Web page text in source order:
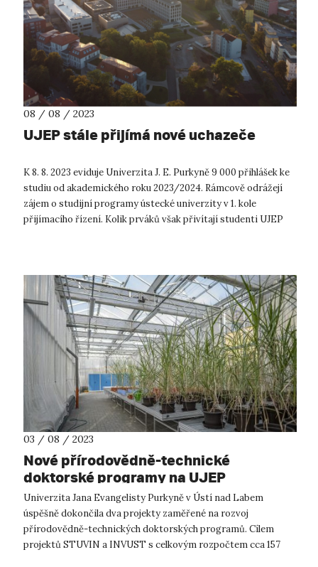
08 / 08 / 2023
UJEP stále přijímá nové uchazeče
K 8. 8. 2023 eviduje Univerzita J. E. Purkyně 9 000 přihlášek ke
studiu od akademického roku 2023/2024. Rámcově odrážejí
zájem o studijní programy ústecké univerzity v 1. kole
přijímacího řízení. Kolik prváků však přivítají studenti UJEP
03 / 08 / 2023
Nové přírodovědně-technické
doktorské programy na UJEP
Univerzita Jana Evangelisty Purkyně v Ústí nad Labem
úspěšně dokončila dva projekty zaměřené na rozvoj
přírodovědně-technických doktorských programů. Cílem
projektů STUVIN a INVUST s celkovým rozpočtem cca 157